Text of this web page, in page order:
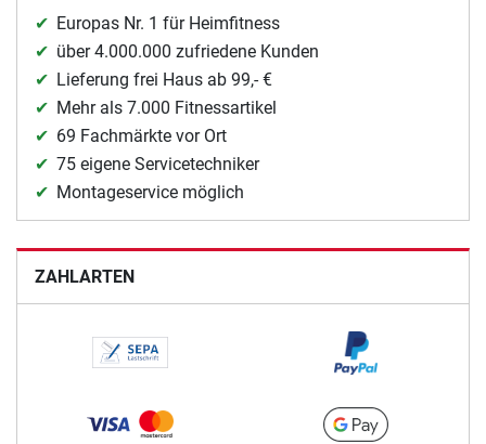
Europas Nr. 1 für Heimfitness
über 4.000.000 zufriedene Kunden
Lieferung frei Haus ab 99,- €
Mehr als 7.000 Fitnessartikel
69 Fachmärkte vor Ort
75 eigene Servicetechniker
Montageservice möglich
ZAHLARTEN